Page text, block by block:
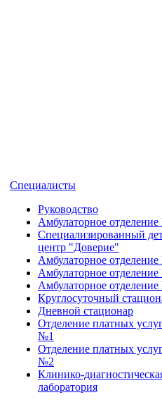
Специалисты
Руководство
Амбулаторное
Специализированный
центр "Доверие"
Амбулаторное
Амбулаторное
Амбулаторное
Круглосуточный
Дневной стационар
Отделение платных
№1
Отделение платных
№2
Клинико-
лаборатория